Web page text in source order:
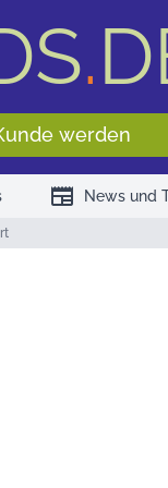
.
werden
newspaper News und